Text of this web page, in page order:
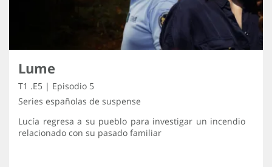
Lume
T1 .E5 | Episodio 5
Series españolas de suspense
Lucía regresa a su pueblo para investigar un incendio
relacionado con su pasado familiar